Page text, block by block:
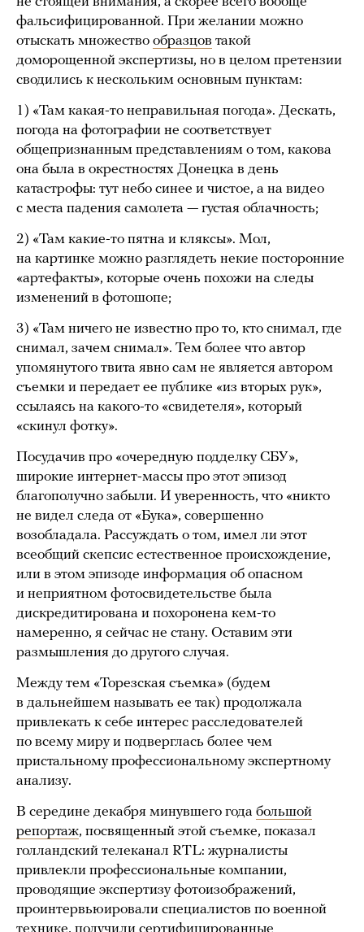
фальсифицированной. При желании можно
отыскать множество образцов такой
доморощенной экспертизы, но в целом претензии
сводились к нескольким основным пунктам:
1) «Там какая-то неправильная погода». Дескать,
погода на фотографии не соответствует
общепризнанным представлениям о том, какова
она была в окрестностях Донецка в день
катастрофы: тут небо синее и чистое, а на видео
с места падения самолета — густая облачность;
2) «Там какие-то пятна и кляксы». Мол,
на картинке можно разглядеть некие посторонние
«артефакты», которые очень похожи на следы
изменений в фотошопе;
3) «Там ничего не известно про то, кто снимал, где
снимал, зачем снимал». Тем более что автор
упомянутого твита явно сам не является автором
съемки и передает ее публике «из вторых рук»,
ссылаясь на какого-то «свидетеля», который
«скинул фотку».
Посудачив про «очередную подделку СБУ»,
широкие интернет-массы про этот эпизод
благополучно забыли. И уверенность, что «никто
не видел следа от «Бука», совершенно
возобладала. Рассуждать о том, имел ли этот
всеобщий скепсис естественное происхождение,
или в этом эпизоде информация об опасном
и неприятном фотосвидетельстве была
дискредитирована и похоронена кем-то
намеренно, я сейчас не стану. Оставим эти
размышления до другого случая.
Между тем «Торезская съемка» (будем
в дальнейшем называть ее так) продолжала
привлекать к себе интерес расследователей
по всему миру и подверглась более чем
пристальному профессиональному экспертному
анализу.
В середине декабря минувшего года большой
репортаж, посвященный этой съемке, показал
голландский телеканал RTL: журналисты
привлекли профессиональные компании,
проводящие экспертизу фотоизображений,
проинтервьюировали специалистов по военной
технике, получили сертифицированные